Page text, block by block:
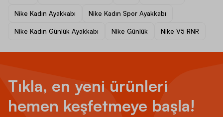
Nike Kadın Ayakkabı Nike Kadın Spor Ayakkabı
Nike Kadın Günlük Ayakkabı Nike Günlük Nike V5 RNR
Tıkla, en yeni ürünleri
hemen keşfetmeye başla!